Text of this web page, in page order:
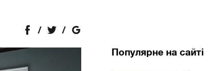
Популярне на сайті